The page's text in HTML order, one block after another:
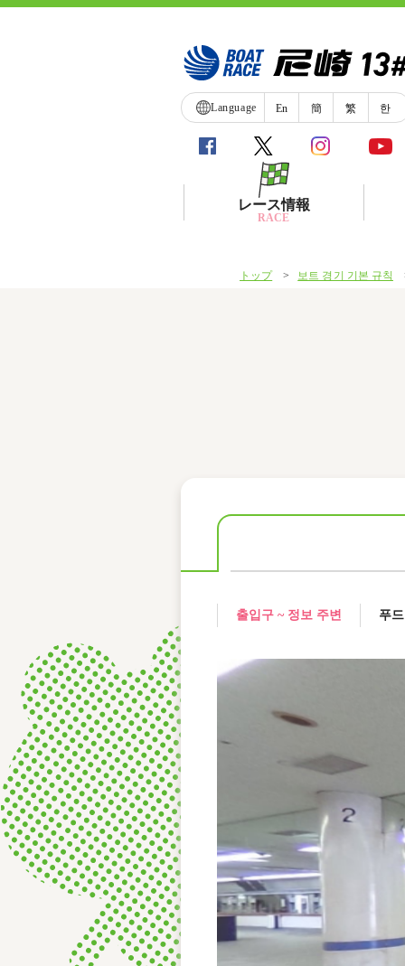
Language En 簡 繁 한
レース情報
RACE
ボートデータ
トップ 보트 경기 기본 규칙
출입구 ~ 정보 주변 푸